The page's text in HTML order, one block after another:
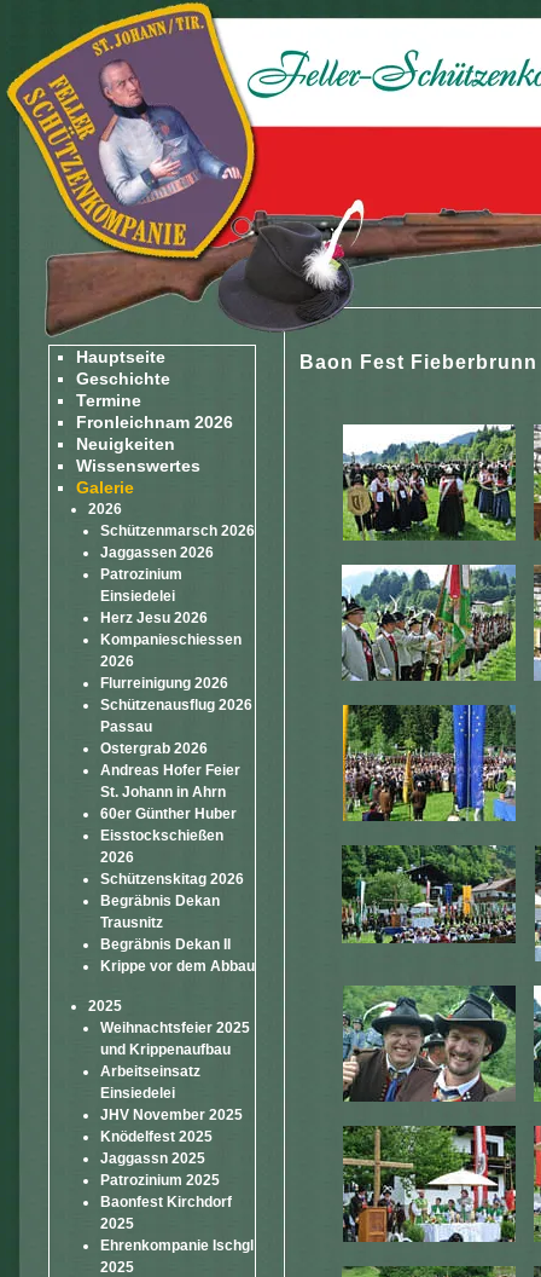
Hauptseite
Geschichte
Termine
Fronleichnam 2026
Neuigkeiten
Wissenswertes
Galerie
2026
Schützenmarsch 2026
Jaggassen 2026
Patrozinium
Einsiedelei
Herz Jesu 2026
Kompanieschiessen
2026
Flurreinigung 2026
Schützenausflug 2026
Passau
Ostergrab 2026
Andreas Hofer Feier
St. Johann in Ahrn
60er Günther Huber
Eisstockschießen
2026
Schützenskitag 2026
Begräbnis Dekan
Trausnitz
Begräbnis Dekan II
Krippe vor dem Abbau
2025
Weihnachtsfeier 2025
und Krippenaufbau
Arbeitseinsatz
Einsiedelei
JHV November 2025
Knödelfest 2025
Jaggassn 2025
Patrozinium 2025
Baonfest Kirchdorf
2025
Ehrenkompanie Ischgl
2025
Baon Fest Fieberbrunn